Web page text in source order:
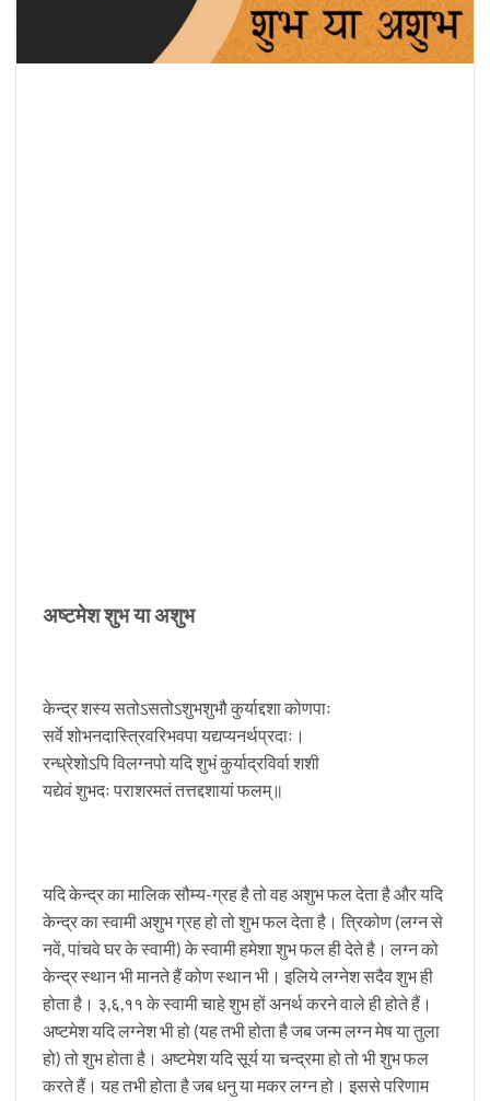
अष्टमेश शुभ या अशुभ
केन्द्र शस्य सतोऽसतोऽशुभशुभौ कुर्याद्दशा कोणपाः
सर्वे शोभनदास्त्रिवरिभवपा यद्यप्यनर्थप्रदाः।
रन्ध्रेशोऽपि विलग्नपो यदि शुभं कुर्याद्रविर्वा शशी
यद्येवं शुभदः पराशरमतं तत्तद्दशायां फलम्॥
यदि केन्द्र का मालिक सौम्य-ग्रह है तो वह अशुभ फल देता है और यदि
केन्द्र का स्वामी अशुभ ग्रह हो तो शुभ फल देता है। त्रिकोण (लग्न से
नवें, पांचवे घर के स्वामी) के स्वामी हमेशा शुभ फल ही देते है। लग्न को
केन्द्र स्थान भी मानते हैं कोण स्थान भी। इलिये लग्नेश सदैव शुभ ही
होता है। ३,६,११ के स्वामी चाहे शुभ हों अनर्थ करने वाले ही होते हैं।
अष्टमेश यदि लग्नेश भी हो (यह तभी होता है जब जन्म लग्न मेष या तुला
हो) तो शुभ होता है। अष्टमेश यदि सूर्य या चन्द्रमा हो तो भी शुभ फल
करते हैं। यह तभी होता है जब धनु या मकर लग्न हो। इससे परिणाम